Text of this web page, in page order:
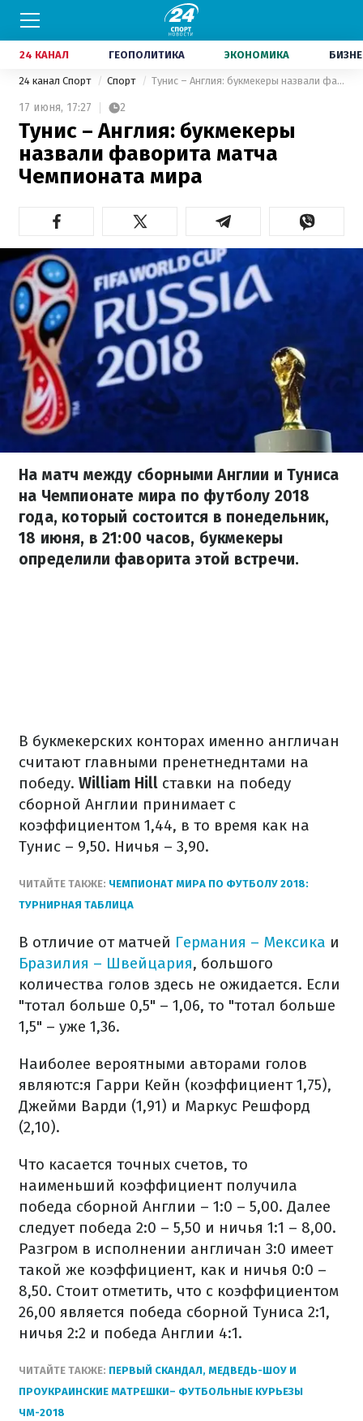
24 КАНАЛ ГЕОПОЛИТИКА ЭКОНОМИКА
24 канал Спорт Спорт Тунис – Англия: букмекеры назвали фаворита матча Чемпионата мира
17 июня, 17:27 2
Тунис – Англия: букмекеры
назвали фаворита матча
Чемпионата мира
На матч между сборными Англии и Туниса
на Чемпионате мира по футболу 2018
года, который состоится в понедельник,
18 июня, в 21:00 часов, букмекеры
определили фаворита этой встречи.
В букмекерских конторах именно англичан
считают главными пренетнеднтами на
победу. William Hill ставки на победу
сборной Англии принимает с
коэффициентом 1,44, в то время как на
Тунис – 9,50. Ничья – 3,90.
ЧИТАЙТЕ ТАКЖЕ: ЧЕМПИОНАТ МИРА ПО ФУТБОЛУ 2018:
ТУРНИРНАЯ ТАБЛИЦА
В отличие от матчей Германия – Мексика и
Бразилия – Швейцария, большого
количества голов здесь не ожидается. Если
"тотал больше 0,5" – 1,06, то "тотал больше
1,5" – уже 1,36.
Наиболее вероятными авторами голов
являютс:я Гарри Кейн (коэффициент 1,75),
Джейми Варди (1,91) и Маркус Решфорд
(2,10).
Что касается точных счетов, то
наименьший коэффициент получила
победа сборной Англии – 1:0 – 5,00. Далее
следует победа 2:0 – 5,50 и ничья 1:1 – 8,00.
Разгром в исполнении англичан 3:0 имеет
такой же коэффициент, как и ничья 0:0 –
8,50. Стоит отметить, что с коэффициентом
26,00 является победа сборной Туниса 2:1,
ничья 2:2 и победа Англии 4:1.
ЧИТАЙТЕ ТАКЖЕ: ПЕРВЫЙ СКАНДАЛ, МЕДВЕДЬ-ШОУ И
ПРОУКРАИНСКИЕ МАТРЕШКИ– ФУТБОЛЬНЫЕ КУРЬЕЗЫ
ЧМ-2018